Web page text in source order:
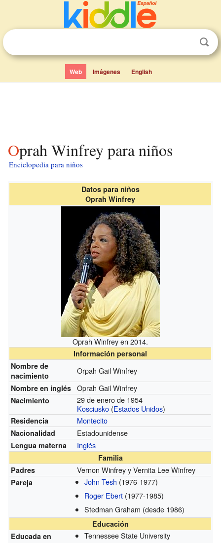
Web Imágenes English
Oprah Winfrey para niños
Enciclopedia para niños
Datos para niños
Oprah Winfrey
Oprah Winfrey en 2014.
Información personal
Nombre de
nacimiento
Orpah Gail Winfrey
Nombre en inglés Oprah Gail Winfrey
Nacimiento
29 de enero de 1954
Kosciusko (Estados Unidos)
Residencia Montecito
Nacionalidad Estadounidense
Lengua materna Inglés
Familia
Padres
Vernon Winfrey y Vernita Lee Winfrey
Pareja John Tesh (1976-1977)
Roger Ebert (1977-1985)
Stedman Graham (desde 1986)
Educación
Educada en
Tennessee State University